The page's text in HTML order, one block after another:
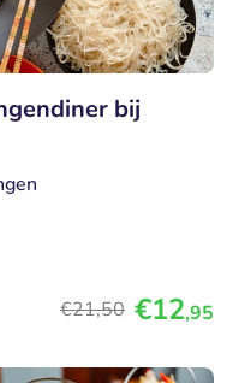
bij
€21,50 €12,95